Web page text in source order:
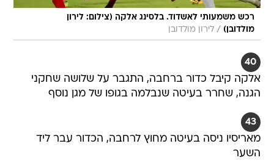
רכש משמעותי לאשדוד. בלסינג אלקה (צילום: לירון
מולדובן) / לירון מולדובן
40
אלקה קיבל כדור ברחבה, התגבר על שלושה שחקני
הגנה, שחרר בעיטה שנבלמה בגופו של מגן נוסף
43
מאריסיו ניסה בעיטה מחוץ לרחבה, הכדור עבר ליד
השער